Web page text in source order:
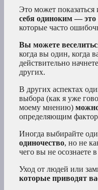
Это может
себя одиноким — это
которые часто
Вы можете
когда вы один, когда
действительно
других.
В других аспектах
выбора (как я уже
моему мнению)
определяющим
Иногда выбирайте
одиночество, но не
чего вы не осознаете
Уход от людей или
которые приводят